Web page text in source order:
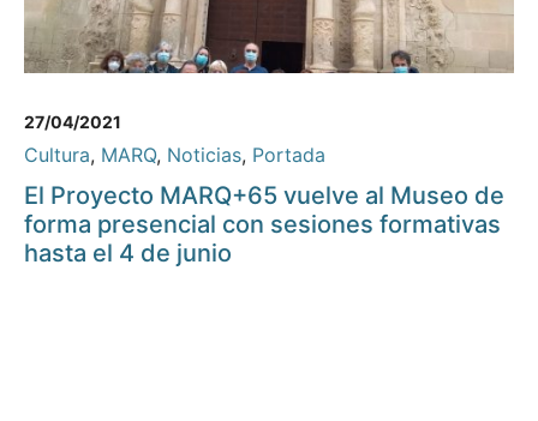
27/04/2021
Cultura, MARQ, Noticias, Portada
El Proyecto MARQ+65 vuelve al Museo de
forma presencial con sesiones formativas
hasta el 4 de junio